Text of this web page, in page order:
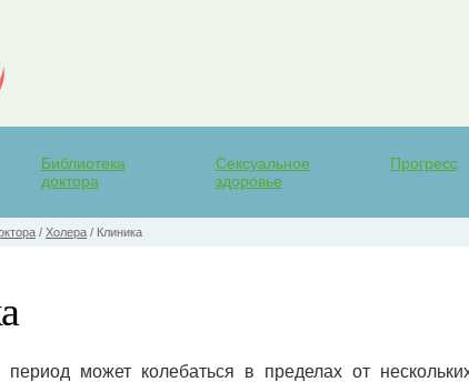
Библиотека
доктора
Сексуальное
здоровье
Прогресс
/ Холера / Клиника
период может колебаться в пределах от